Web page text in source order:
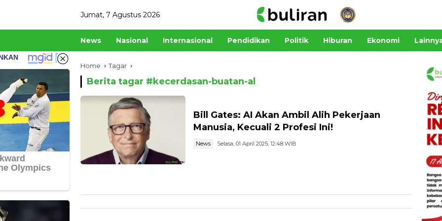
Jumat, 7 Agustus 2026
News Nasional Internasional Pendidikan Politik Hiburan Ekonomi
Home Tagar
Berita tagar #kecerdasan-buatan-al
Bill Gates: AI Akan Ambil Alih Pekerjaan
Manusia, Kecuali 2 Profesi Ini!
News Selasa, 01 April 2025, 12:48 WIB